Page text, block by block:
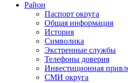
Район
Паспорт округа
Общая информация
История
Символика
Экстренные службы
Телефоны доверия
Инвестиционная
СМИ округа